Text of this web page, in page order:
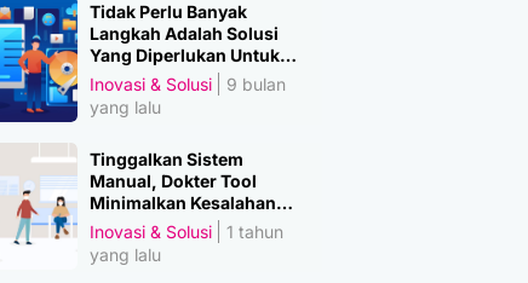
Tidak Perlu Banyak
Langkah Adalah Solusi
Yang Diperlukan Untuk
Amankan Data
Inovasi & Solusi
9 bulan
yang lalu
Tinggalkan Sistem
Manual, Dokter Tool
Minimalkan Kesalahan
Manusia
Inovasi & Solusi
1 tahun
yang lalu